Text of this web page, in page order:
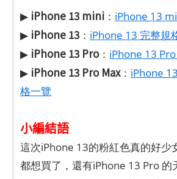
▶ iPhone 13 mini ： iPhone 13
▶ iPhone 13： iPhone 13 完整規
▶ iPhone 13 Pro： iPhone 13
▶ iPhone 13 Pro Max： iPhone
格一覽
小編結語
這次iPhone 13的粉紅色真的好少
都想買了，還有iPhone 13 Pro 的